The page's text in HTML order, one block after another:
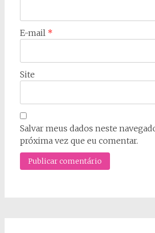
E-mail *
Site
Salvar meus dados neste
próxima vez que eu comentar.